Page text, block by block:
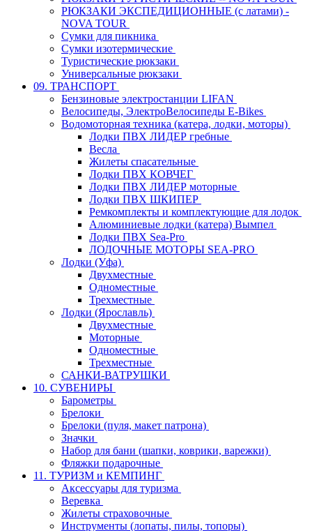
РЮКЗАКИ ЭКСПЕДИЦИОННЫЕ (с латами) -
NOVA TOUR
Сумки для пикника
Сумки изотермические
Туристические рюкзаки
Универсальные рюкзаки
09. ТРАНСПОРТ
Бензиновые электростанции LIFAN
Велосипеды, ЭлектроВелосипеды E-Bikes
Водомоторная техника (катера, лодки, моторы)
Лодки ПВХ ЛИДЕР гребные
Весла
Жилеты спасательные
Лодки ПВХ КОВЧЕГ
Лодки ПВХ ЛИДЕР моторные
Лодки ПВХ ШКИПЕР
Ремкомплекты и комплектующие для лодок
Алюминиевые лодки (катера) Вымпел
Лодки ПВХ Sea-Pro
ЛОДОЧНЫЕ МОТОРЫ SEA-PRO
Лодки (Уфа)
Двухместные
Одноместные
Трехместные
Лодки (Ярославль)
Двухместные
Моторные
Одноместные
Трехместные
САНКИ-ВАТРУШКИ
10. СУВЕНИРЫ
Барометры
Брелоки
Брелоки (пуля, макет патрона)
Значки
Набор для бани (шапки, коврики, варежки)
Фляжки подарочные
11. ТУРИЗМ и КЕМПИНГ
Аксессуары для туризма
Веревка
Жилеты страховочные
Инструменты (лопаты, пилы, топоры)